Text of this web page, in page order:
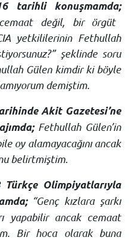
tarihli konuşmamda;
değil, bir örgüt
yetkililerinin Fethullah
şeklinde soru
Gülen kimdir ki böyle
demiştim.
Akit Gazetesi’ne
Fethullah Gülen’in
oy alamayacağını ancak
belirtmiştim.
Olimpiyatlarıyla
“Genç kızlara şarkı
yapabilir ancak cemaat
Bir hoca olarak buna